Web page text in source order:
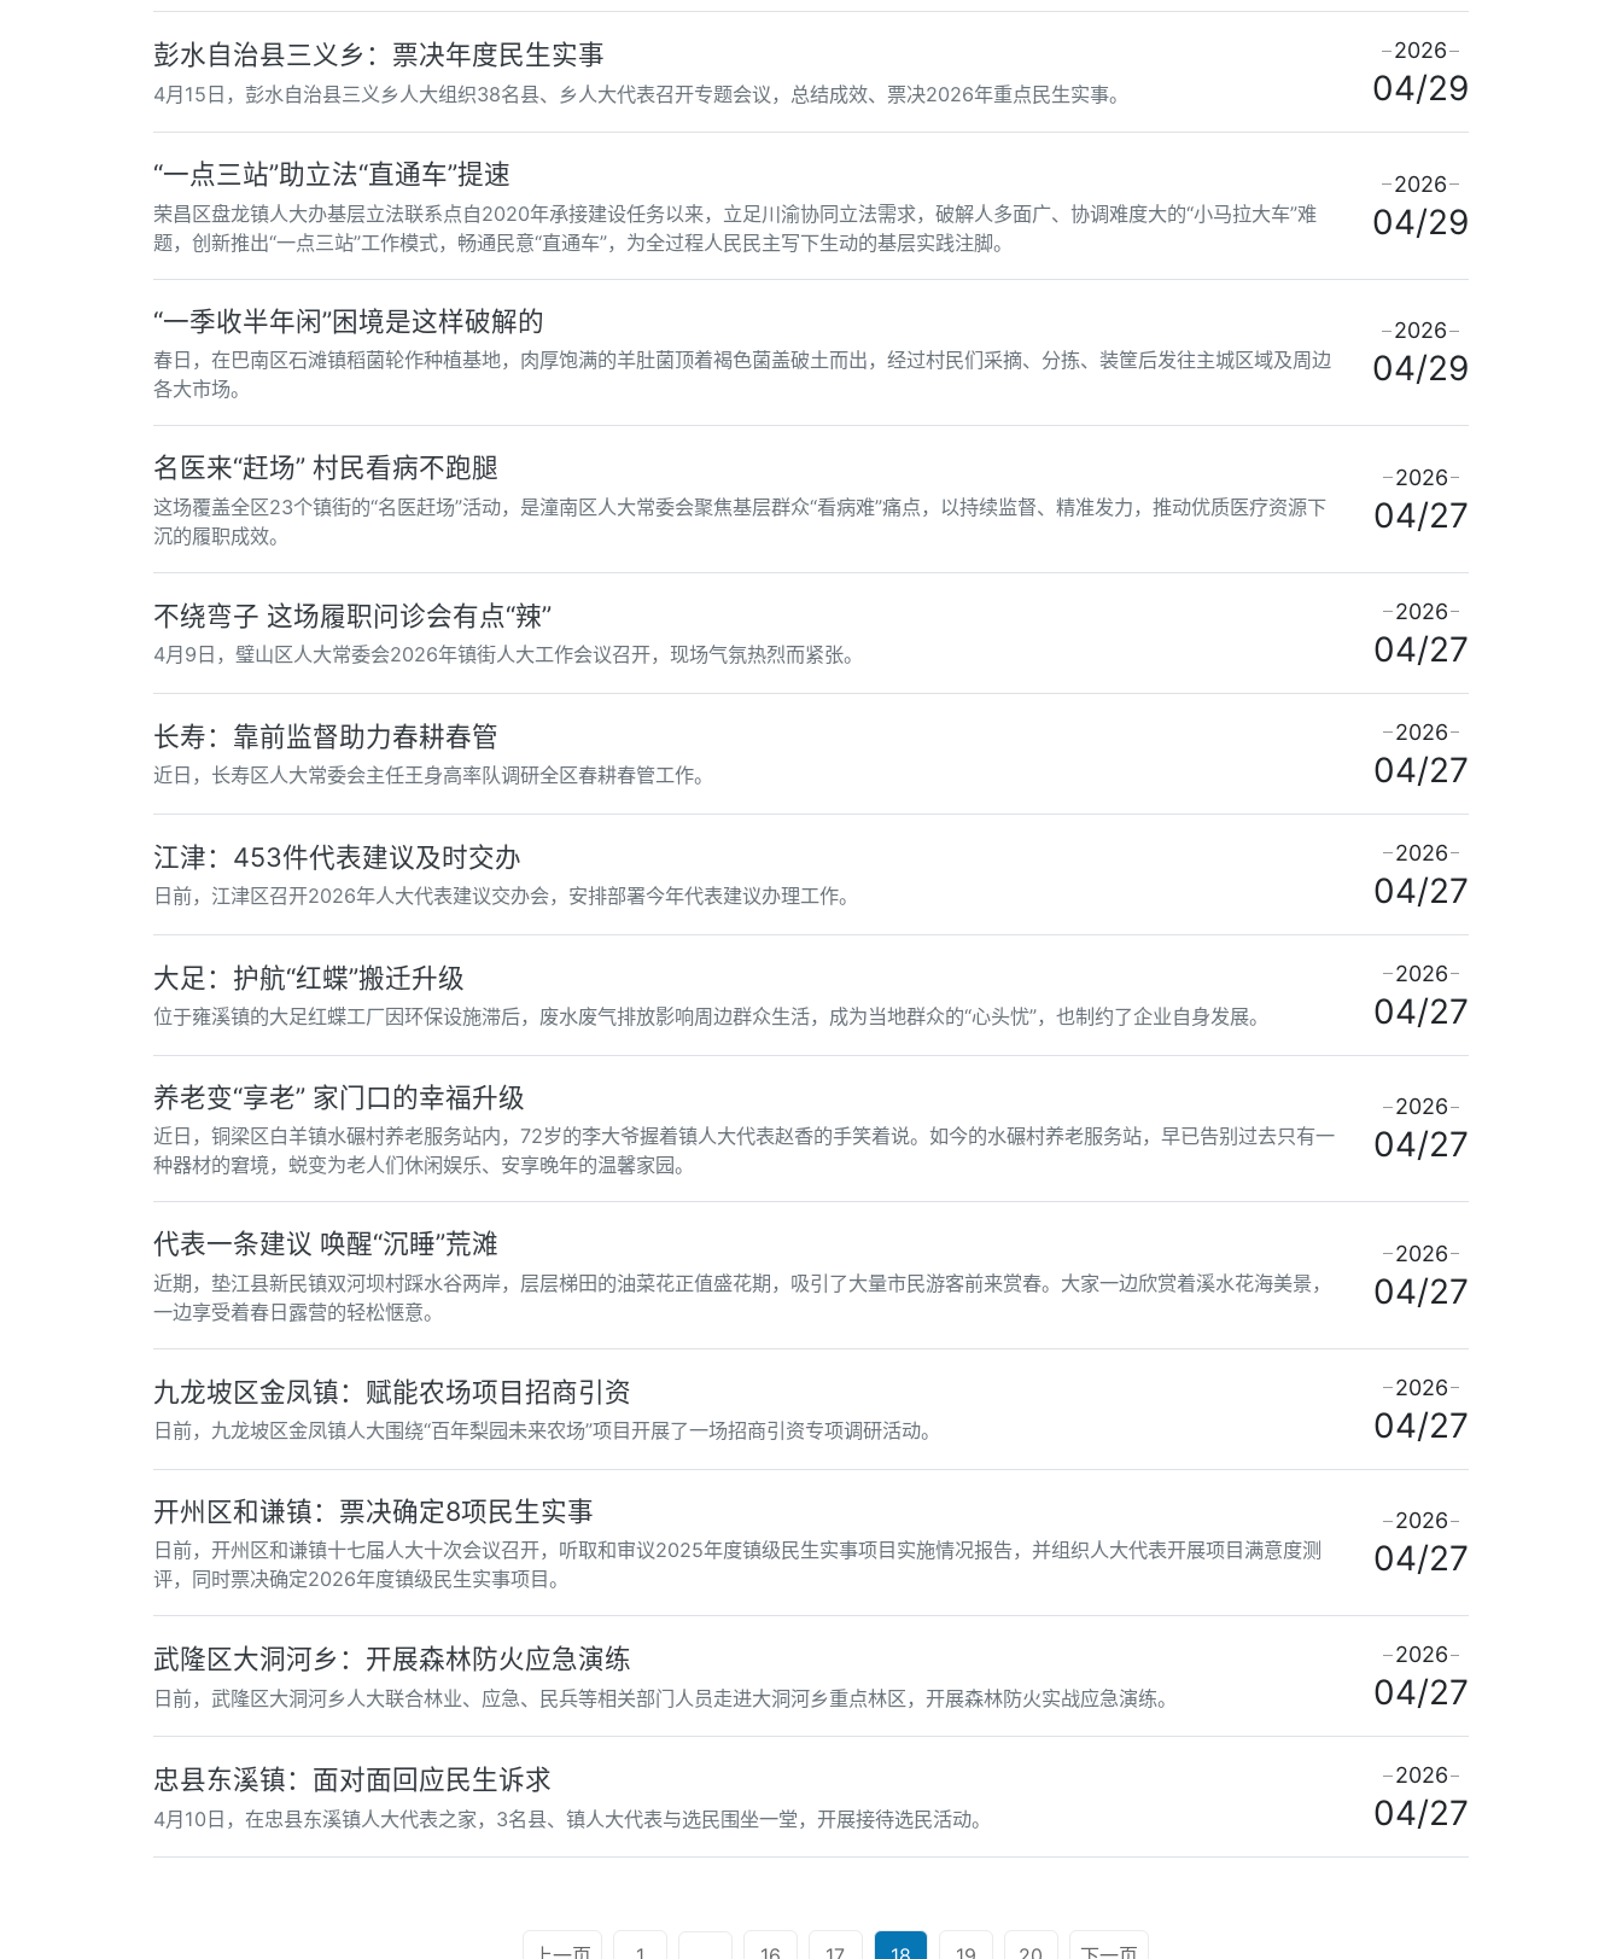
彭水自治县三义乡：票决年度民生实事
4月15日，彭水自治县三义乡人大组织38名县、乡人大代表召开专题会议，总结成效、票决2026年重点民生实事。
2026
04/29
“一点三站”助立法“直通车”提速
荣昌区盘龙镇人大办基层立法联系点自2020年承接建设任务以来，立足川渝协同立法需求，破解人多面广、协调难度大的“小马拉大车”难
题，创新推出“一点三站”工作模式，畅通民意“直通车”，为全过程人民民主写下生动的基层实践注脚。
2026
04/29
“一季收半年闲”困境是这样破解的
春日，在巴南区石滩镇稻菌轮作种植基地，肉厚饱满的羊肚菌顶着褐色菌盖破土而出，经过村民们采摘、分拣、装筐后发往主城区域及周边
各大市场。
2026
04/29
名医来“赶场” 村民看病不跑腿
这场覆盖全区23个镇街的“名医赶场”活动，是潼南区人大常委会聚焦基层群众“看病难”痛点，以持续监督、精准发力，推动优质医疗资源下
沉的履职成效。
2026
04/27
不绕弯子 这场履职问诊会有点“辣”
4月9日，璧山区人大常委会2026年镇街人大工作会议召开，现场气氛热烈而紧张。
2026
04/27
长寿：靠前监督助力春耕春管
近日，长寿区人大常委会主任王身高率队调研全区春耕春管工作。
2026
04/27
江津：453件代表建议及时交办
日前，江津区召开2026年人大代表建议交办会，安排部署今年代表建议办理工作。
2026
04/27
大足：护航“红蝶”搬迁升级
位于雍溪镇的大足红蝶工厂因环保设施滞后，废水废气排放影响周边群众生活，成为当地群众的“心头忧”，也制约了企业自身发展。
2026
04/27
养老变“享老” 家门口的幸福升级
近日，铜梁区白羊镇水碾村养老服务站内，72岁的李大爷握着镇人大代表赵香的手笑着说。如今的水碾村养老服务站，早已告别过去只有一
种器材的窘境，蜕变为老人们休闲娱乐、安享晚年的温馨家园。
2026
04/27
代表一条建议 唤醒“沉睡”荒滩
近期，垫江县新民镇双河坝村踩水谷两岸，层层梯田的油菜花正值盛花期，吸引了大量市民游客前来赏春。大家一边欣赏着溪水花海美景，
一边享受着春日露营的轻松惬意。
2026
04/27
九龙坡区金凤镇：赋能农场项目招商引资
日前，九龙坡区金凤镇人大围绕“百年梨园未来农场”项目开展了一场招商引资专项调研活动。
2026
04/27
开州区和谦镇：票决确定8项民生实事
日前，开州区和谦镇十七届人大十次会议召开，听取和审议2025年度镇级民生实事项目实施情况报告，并组织人大代表开展项目满意度测
评，同时票决确定2026年度镇级民生实事项目。
2026
04/27
武隆区大洞河乡：开展森林防火应急演练
日前，武隆区大洞河乡人大联合林业、应急、民兵等相关部门人员走进大洞河乡重点林区，开展森林防火实战应急演练。
2026
04/27
忠县东溪镇：面对面回应民生诉求
4月10日，在忠县东溪镇人大代表之家，3名县、镇人大代表与选民围坐一堂，开展接待选民活动。
2026
04/27